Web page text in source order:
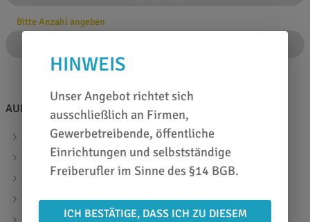
Bitte Anzahl angeben
AUF EINEN BLICK
Whiteboardfolie aus PVC mit matter Lackierung
permanent selbstklebend
weiße, matte und reflexionsarme Oberfläche
beliebig oft wieder beschreibbar
HINWEIS
Unser Angebot richtet sich
ausschließlich an Firmen,
Gewerbetreibende, öffentliche
Einrichtungen und selbstständige
Freiberufler im Sinne des §14 BGB.
ICH BESTÄTIGE, DASS ICH ZU DIESEM